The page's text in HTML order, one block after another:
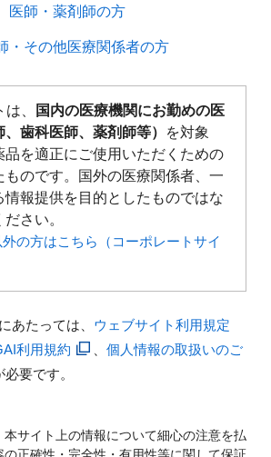
医師・薬剤師の方​
・その他医療関係者の方​
、
国内の医療機関にお勤めの医
歯科医師、薬剤師等）
を対象
品を適正にご使用いただくための
ものです。国外の医療関係者、一
情報提供を目的としたものではな
さい。
の方はこちら（コーポレートサイ
あたっては、 ウェブサイト利用規定
利用規約
個人情報の取扱いのご
要です。
サイト上の情報について細心の注意を払
の正確性・完全性・有用性等に関して保証